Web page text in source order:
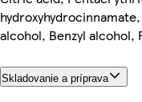
alcohol, Benzyl
Skladovanie a príprava